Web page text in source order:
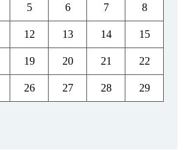
5 6 7 8
12 13 14 15
19 20 21 22
26 27 28 29